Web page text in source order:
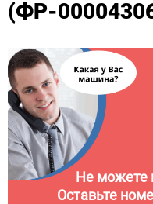
(ФР-
Не можете
Оставьте